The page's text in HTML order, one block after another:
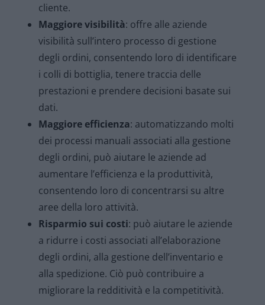
cliente.
Maggiore visibilità: offre alle aziende
visibilità sull’intero processo di gestione
degli ordini, consentendo loro di identificare
i colli di bottiglia, tenere traccia delle
prestazioni e prendere decisioni basate sui
dati.
Maggiore efficienza: automatizzando molti
dei processi manuali associati alla gestione
degli ordini, può aiutare le aziende ad
aumentare l’efficienza e la produttività,
consentendo loro di concentrarsi su altre
aree della loro attività.
Risparmio sui costi: può aiutare le aziende
a ridurre i costi associati all’elaborazione
degli ordini, alla gestione dell’inventario e
alla spedizione. Ciò può contribuire a
migliorare la redditività e la competitività.